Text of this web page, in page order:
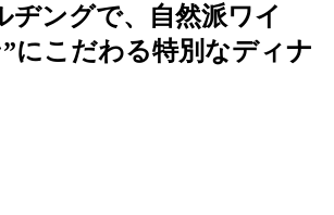
ヂングで、自然派ワイ
にこだわる特別なディナ